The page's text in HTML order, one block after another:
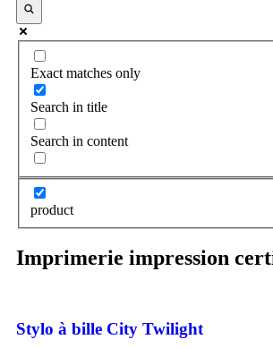
Exact matches only
Search in title
Search in content
product
Imprimerie impression
Stylo à bille City Twilight